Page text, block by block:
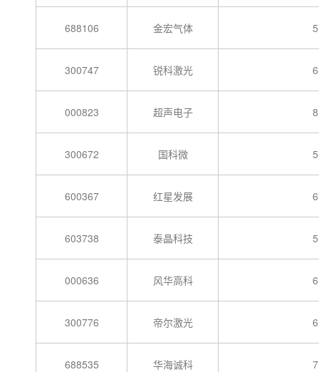
688106 金宏气体 5
300747 锐科激光 6
000823 超声电子 8
300672 国科微 5
600367 红星发展 6
603738 泰晶科技 5
000636 风华高科 6
300776 帝尔激光 6
688535 华海诚科 7